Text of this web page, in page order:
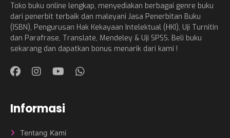
Toko buku online lengkap, menyediakan berbagai genre buku
dari penerbit terbaik dan maleyani Jasa Penerbitan Buku
(ISBN), Pengurusan Hak Kekayaan Intelektual (HKI), Uji Turnitin
dan Parafrase, Translate, Mendeley & Uji SPSS. Beli buku
sekarang dan dapatkan bonus menarik dari kami !
Informasi
Tentang Kami